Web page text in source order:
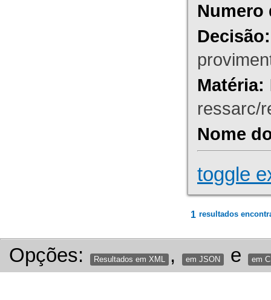
Numero
Decisão:
Matéria:
ressarc/
Nome
toggle
1 resultados
Opções: Resultados em XML , em JSON e em